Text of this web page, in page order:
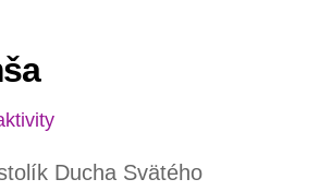
Ducha Svätého